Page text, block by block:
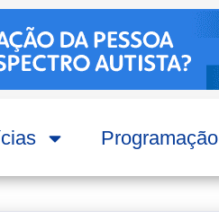
Programação